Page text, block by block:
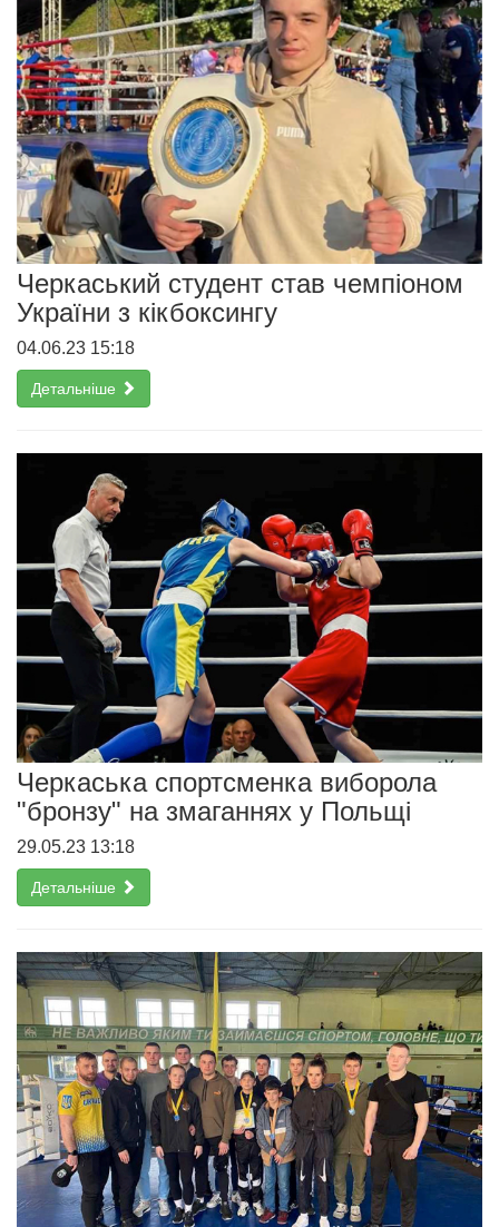
Черкаський студент став чемпіоном
України з кікбоксингу
04.06.23 15:18
Детальніше
Черкаська спортсменка виборола
"бронзу" на змаганнях у Польщі
29.05.23 13:18
Детальніше